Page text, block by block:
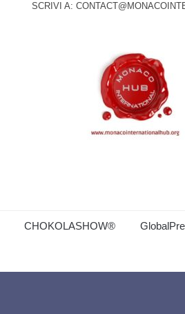
SCRIVI A:
CHOKOLASHOW®